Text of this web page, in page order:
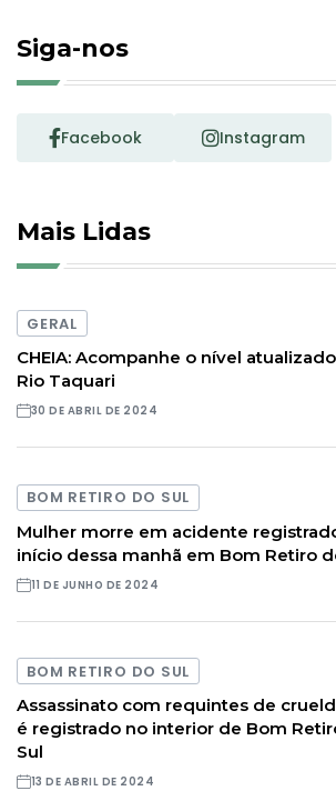
Siga-nos
Facebook Instagram
Mais Lidas
GERAL
CHEIA: Acompanhe o nível
Rio Taquari
30 DE ABRIL DE 2024
BOM RETIRO DO SUL
Mulher morre em acidente
início dessa manhã em Bom Retiro
11 DE JUNHO DE 2024
BOM RETIRO DO SUL
Assassinato com requintes de
é registrado no interior de Bom
Sul
13 DE ABRIL DE 2024